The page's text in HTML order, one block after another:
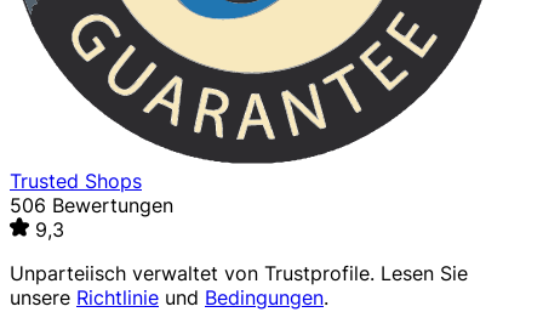
Trusted Shops
506 Bewertungen
9,3
Unparteiisch verwaltet von Trustprofile. Lesen Sie
unsere Richtlinie und Bedingungen.